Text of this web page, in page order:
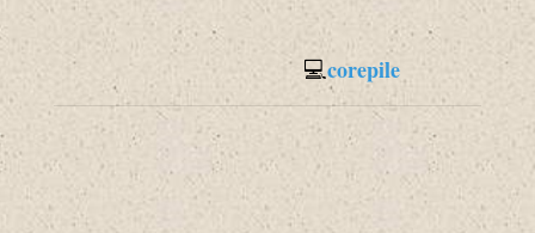
💻corepile